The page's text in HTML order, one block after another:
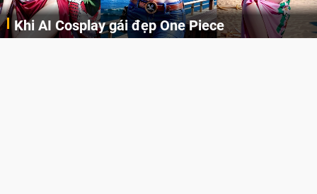
Khi AI Cosplay gái đẹp One Piece